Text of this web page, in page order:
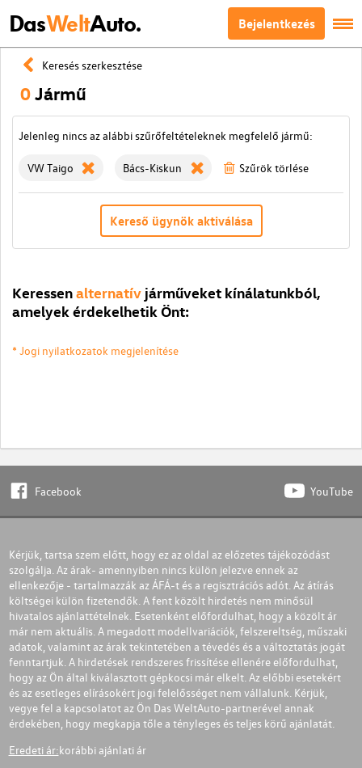
DasWeltAuto. Bejelentkezés
Keresés szerkesztése
0Jármű
Jelenleg nincs az alábbi szűrőfeltételeknek megfelelő jármű:
VW Taigo Bács-Kiskun Szűrök törlése
Kereső ügynök aktiválása
Keressenalternatív járműveket kínálatunkból,
amelyek érdekelhetik Önt:
* Jogi nyilatkozatok megjelenítése
Facebook YouTube
Kérjük, tartsa szem előtt, hogy ez az oldal az előzetes tájékozódást
szolgálja. Az árak- amennyiben nincs külön jelezve ennek az
ellenkezője - tartalmazzák az ÁFÁ-t és a regisztrációs adót. Az átírás
költségei külön fizetendők. A fent közölt hirdetés nem minősül
hivatalos ajánlattételnek. Esetenként előfordulhat, hogy a közölt ár
már nem aktuális. A megadott modellvariációk, felszereltség, műszaki
adatok, valamint az árak tekintetében a tévedés és a változtatás jogát
fenntartjuk. A hirdetések rendszeres frissítése ellenére előfordulhat,
hogy az Ön által kiválasztott gépkocsi már elkelt. Az előbbi esetekért
és az esetleges elírásokért jogi felelősséget nem vállalunk. Kérjük,
vegye fel a kapcsolatot az Ön Das WeltAuto-partnerével annak
érdekében, hogy megkapja tőle a tényleges és teljes körű ajánlatát.
Eredeti ár:korábbi ajánlati ár